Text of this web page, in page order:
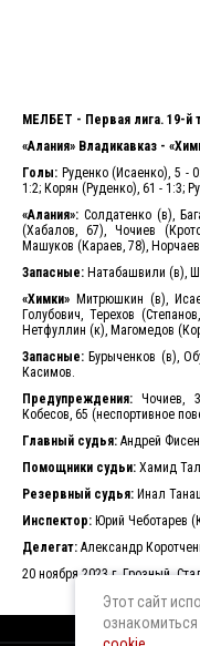
МЕЛБЕТ - Первая лига. 19-й
«Алания» Владикавказ -
Голы: Руденко (Исаенко), 5 -
1:2; Корян (Руденко), 61 - 1:3;
«Алания»: Солдатенко (в),
(Хабалов, 67), Чочиев
Машуков (Караев, 78),
Запасные: Натабашвили (в),
«Химки» Митрюшкин (в),
Голубович, Терехов
Нетфуллин (к), Магомедов
Запасные: Бурыченков (в),
Касимов.
Предупреждения: Чочиев,
Кобесов, 65 (неспортивное
Главный судья: Андрей
Помощники судьи: Хамид
Резервный судья: Инал
Инспектор: Юрий Чеботарев
Делегат: Александр
20 ноября 2023 г. Грозный.
Этот сайт
ознакомиться